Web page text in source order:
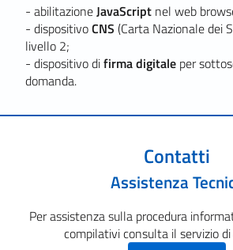
- abilitazioneJavaScript nel web
- dispositivoCNS (Carta Nazionale dei
livello 2;
- dispositivo difirma digitale per
domanda.
Contatti
Assistenza
Per assistenza sulla procedura
compilativi consulta il servizio